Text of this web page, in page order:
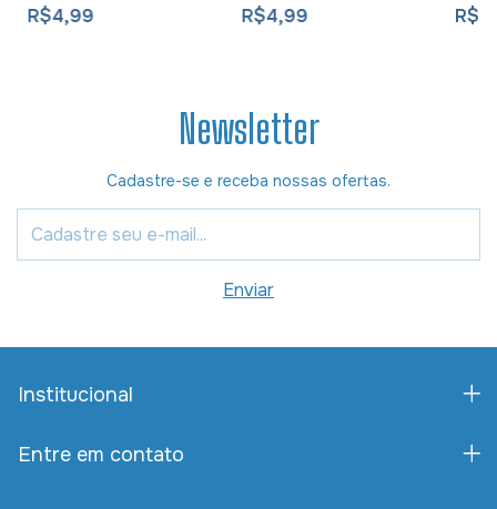
R$4,99 R$4,99
Newsletter
Cadastre-se e receba nossas ofertas.
Institucional
Entre em contato